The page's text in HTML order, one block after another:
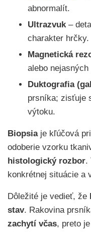
abnormalít.
Ultrazvuk–
charakter hrčky.
Magnetická
alebo nejasných
Duktografia
prsníka; zisťuje
výtoku.
Biopsiaje kľúčová
odoberie vzorku
histologický rozbor.
konkrétnej situácie a
Dôležité je vedieť, že
stav. Rakovina
zachytí včas, preto